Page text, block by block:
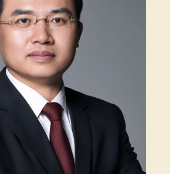
刑事律师收费
静安刑事律师
关于我们